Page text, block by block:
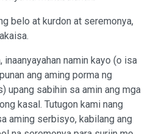
belo at kurdon at seremonya,
inaanyayahan namin kayo (o isa
ang aming porma ng
upang sabihin sa amin ang mga
kasal. Tutugon kami nang
aming serbisyo, kabilang ang